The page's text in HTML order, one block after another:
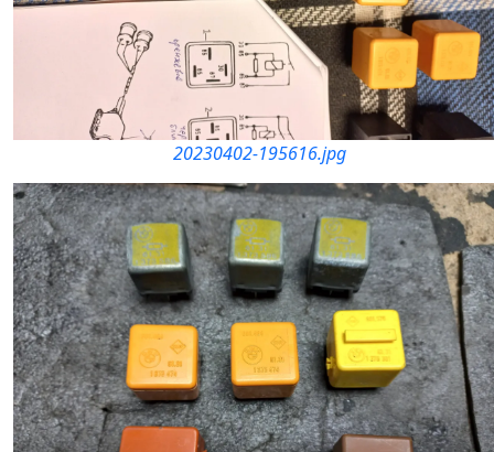
20230402-195616.jpg